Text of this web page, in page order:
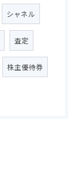
シャネル
査定
株主優待券